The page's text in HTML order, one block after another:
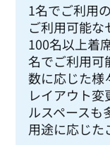
1名でご利用
ご利用可能な
100名以上着
名でご利用可
数に応じた様
レイアウト
ルスペースも
用途に応じた